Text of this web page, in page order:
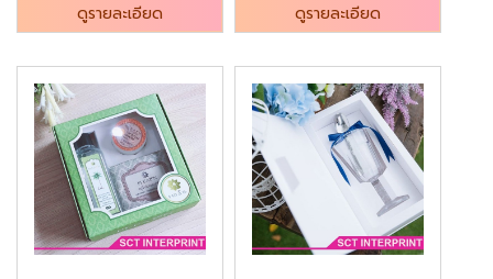
ดูรายละเอียด ดูรายละเอียด